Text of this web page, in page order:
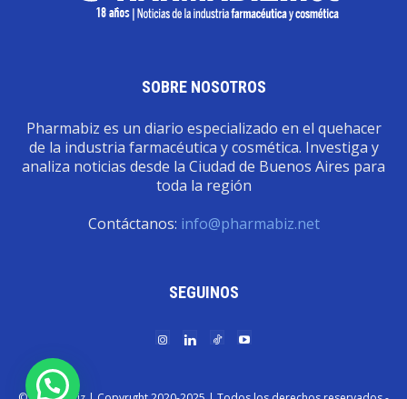
SOBRE NOSOTROS
Pharmabiz es un diario especializado en el quehacer
de la industria farmacéutica y cosmética. Investiga y
analiza noticias desde la Ciudad de Buenos Aires para
toda la región
Contáctanos: info@pharmabiz.net
SEGUINOS